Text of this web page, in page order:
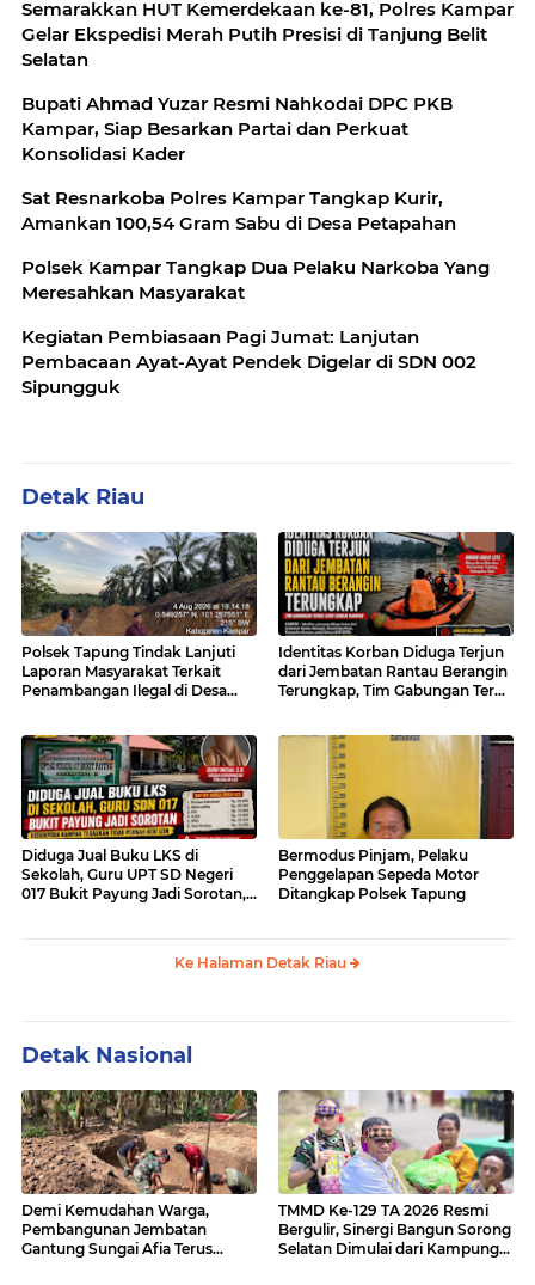
Semarakkan HUT Kemerdekaan ke-81, Polres Kampar
Gelar Ekspedisi Merah Putih Presisi di Tanjung Belit
Selatan
Bupati Ahmad Yuzar Resmi Nahkodai DPC PKB
Kampar, Siap Besarkan Partai dan Perkuat
Konsolidasi Kader
Sat Resnarkoba Polres Kampar Tangkap Kurir,
Amankan 100,54 Gram Sabu di Desa Petapahan
Polsek Kampar Tangkap Dua Pelaku Narkoba Yang
Meresahkan Masyarakat
Kegiatan Pembiasaan Pagi Jumat: Lanjutan
Pembacaan Ayat-Ayat Pendek Digelar di SDN 002
Sipungguk
Detak Riau
Polsek Tapung Tindak Lanjuti
Laporan Masyarakat Terkait
Penambangan Ilegal di Desa
Identitas Korban Diduga Terjun
dari Jembatan Rantau Berangin
Terungkap, Tim Gabungan Terus
Diduga Jual Buku LKS di
Sekolah, Guru UPT SD Negeri
017 Bukit Payung Jadi Sorotan,
Bermodus Pinjam, Pelaku
Penggelapan Sepeda Motor
Ditangkap Polsek Tapung
Ke Halaman Detak Riau
Detak Nasional
Demi Kemudahan Warga,
Pembangunan Jembatan
Gantung Sungai Afia Terus
TMMD Ke-129 TA 2026 Resmi
Bergulir, Sinergi Bangun Sorong
Selatan Dimulai dari Kampung